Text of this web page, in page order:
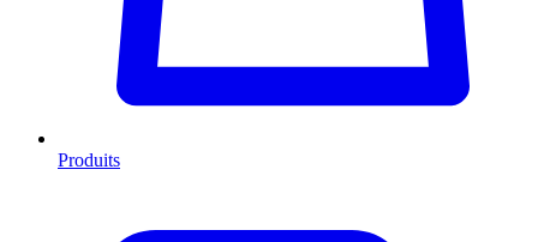
Produits